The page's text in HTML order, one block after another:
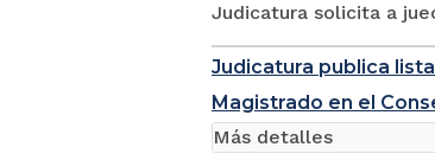
Judicatura solicita a
Judicatura publica
Magistrado en el
Más detalles